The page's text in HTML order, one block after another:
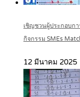
เชิญชวนผู้ประกอบกา
กิจกรรม SMEs
12 มีนาคม 2025